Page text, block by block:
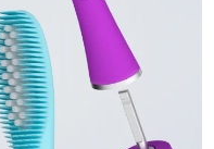
режимам
For You.